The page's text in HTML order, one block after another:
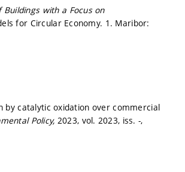
with a Focus on
for Circular Economy. 1. Maribor:
by catalytic oxidation over commercial
Policy, 2023, vol. 2023, iss. -,